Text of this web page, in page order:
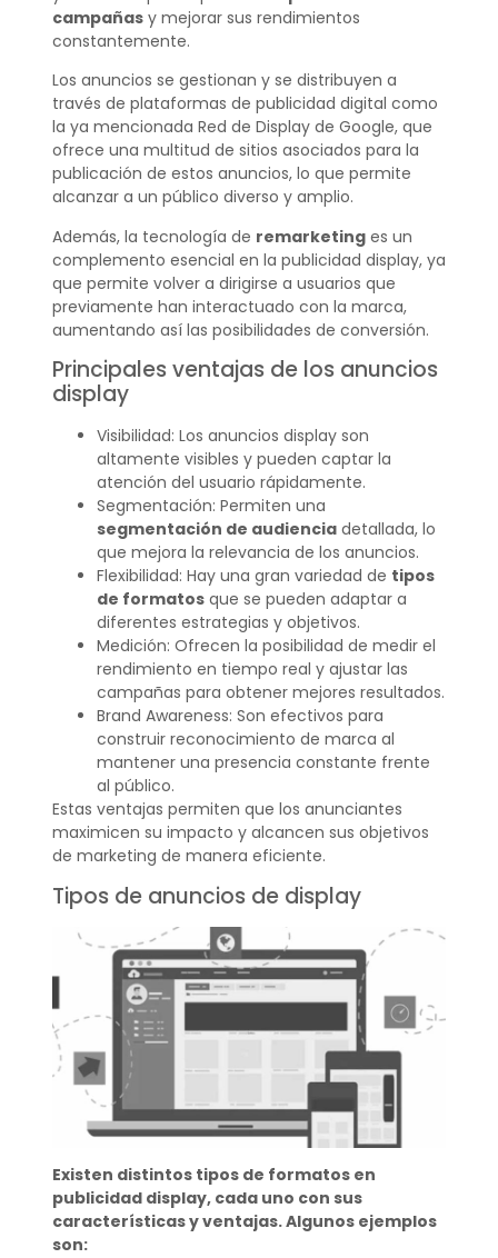
campañasy mejorar sus rendimientos
constantemente.
Los anuncios se gestionan y se distribuyen a
través de plataformas de publicidad digital como
la ya mencionada Red de Display de Google, que
ofrece una multitud de sitios asociados para la
publicación de estos anuncios, lo que permite
alcanzar a un público diverso y amplio.
Además, la tecnología de remarketinges un
complemento esencial en la publicidad display, ya
que permite volver a dirigirse a usuarios que
previamente han interactuado con la marca,
aumentando así las posibilidades de conversión.
Principales ventajas de los anuncios
display
Visibilidad: Los anuncios display son
altamente visibles y pueden captar la
atención del usuario rápidamente.
Segmentación: Permiten una
segmentación de audienciadetallada, lo
que mejora la relevancia de los anuncios.
Flexibilidad: Hay una gran variedad de tipos
de formatosque se pueden adaptar a
diferentes estrategias y objetivos.
Medición: Ofrecen la posibilidad de medir el
rendimiento en tiempo real y ajustar las
campañas para obtener mejores resultados.
Brand Awareness: Son efectivos para
construir reconocimiento de marca al
mantener una presencia constante frente
al público.
Estas ventajas permiten que los anunciantes
maximicen su impacto y alcancen sus objetivos
de marketing de manera eficiente.
Tipos de anuncios de display
Existen distintos tipos de formatos en
publicidad display, cada uno con sus
características y ventajas. Algunos ejemplos
son: